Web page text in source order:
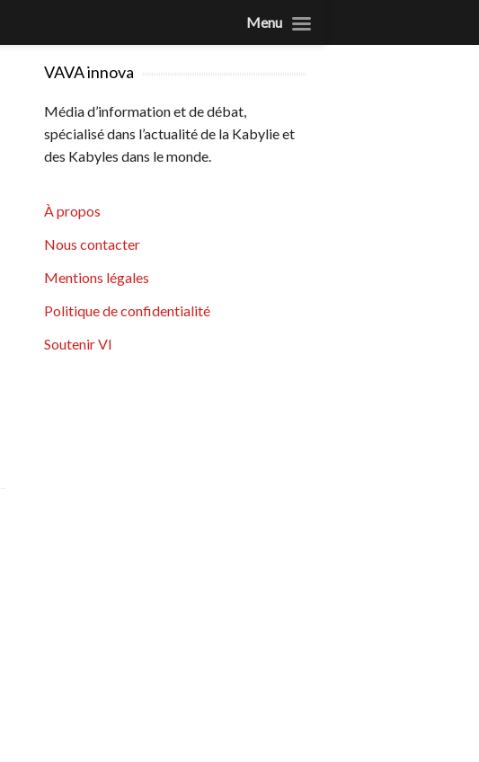
VAVA innova
Média d’information et de débat,
spécialisé dans l’actualité de la Kabylie et
des Kabyles dans le monde.
À propos
Nous contacter
Mentions légales
Politique de confidentialité
Soutenir VI
Menu